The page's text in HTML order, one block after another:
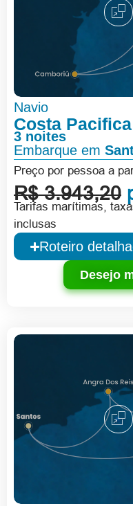
Navio
Costa Pacifica
3 noites
Embarque em
Preço por pessoa a
R$ 3.943,20
Tarifas marítimas,
inclusas
Roteiro
Desejo